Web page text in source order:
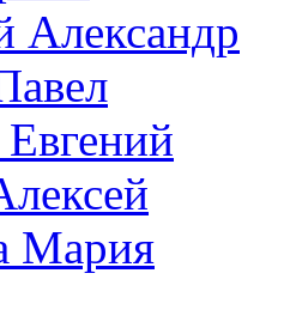
Александр
Мария